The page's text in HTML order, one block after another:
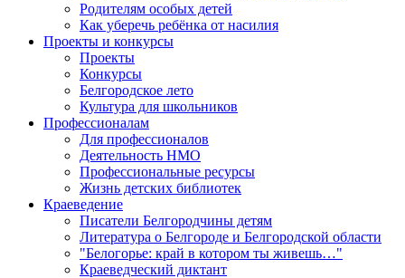
Родителям особых детей
Как уберечь ребёнка от насилия
Проекты и конкурсы
Проекты
Конкурсы
Белгородское лето
Культура для школьников
Профессионалам
Для профессионалов
Деятельность НМО
Профессиональные ресурсы
Жизнь детских библиотек
Краеведение
Писатели Белгородчины детям
Литература о Белгороде и Белгородской области
"Белогорье: край в котором ты живешь…"
Краеведческий диктант